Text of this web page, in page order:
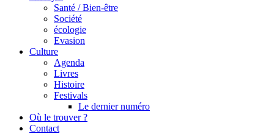
Santé / Bien-être
Société
écologie
Evasion
Culture
Agenda
Livres
Histoire
Festivals
Le dernier numéro
Où le trouver ?
Contact